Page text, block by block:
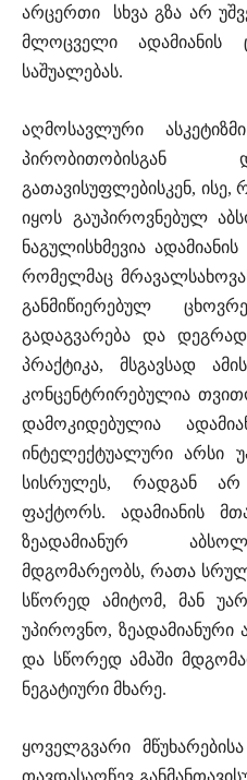
არცერთი სხვა გზა არ
მლოცველი ადამიანის
საშუალებას.
აღმოსავლური
პირობითობისგან
გათავისუფლებისკენ, ისე,
იყოს გაუპიროვნებულ
ნაგულისხმევია ადამიანის
რომელმაც
განმიწიერებულ
გადაგვარება და
პრაქტიკა, მსგავსად
კონცენტრირებულია
დამოკიდებულია
ინტელექტუალური არსი
სისრულეს, რადგან არ
ფაქტორს. ადამიანის
ზეადამიანურ
მდგომარეობს, რათა
სწორედ ამიტომ, მან
უპიროვნო,
და სწორედ ამაში
ნეგატიური მხარე.
ყოველგვარი